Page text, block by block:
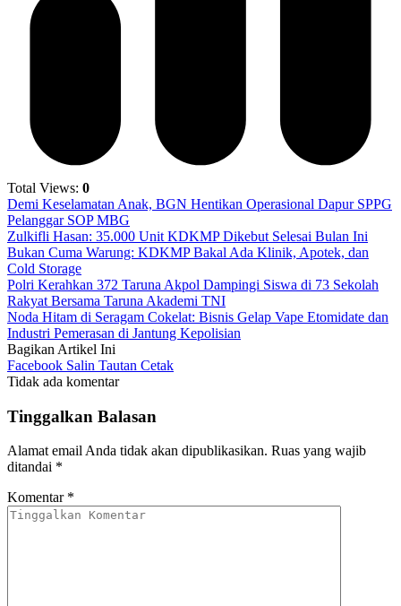
Total Views: 0
Demi Keselamatan Anak, BGN Hentikan Operasional Dapur SPPG
Pelanggar SOP MBG
Zulkifli Hasan: 35.000 Unit KDKMP Dikebut Selesai Bulan Ini
Bukan Cuma Warung: KDKMP Bakal Ada Klinik, Apotek, dan
Cold Storage
Polri Kerahkan 372 Taruna Akpol Dampingi Siswa di 73 Sekolah
Rakyat Bersama Taruna Akademi TNI
Noda Hitam di Seragam Cokelat: Bisnis Gelap Vape Etomidate dan
Industri Pemerasan di Jantung Kepolisian
Bagikan Artikel Ini
Facebook Salin Tautan Cetak
Tidak ada komentar
Tinggalkan Balasan
Alamat email Anda tidak akan dipublikasikan. Ruas yang wajib
ditandai *
Komentar *